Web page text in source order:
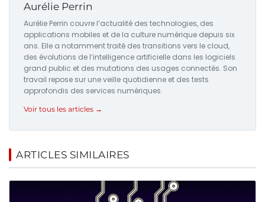
Aurélie Perrin
Aurélie Perrin couvre l’actualité des technologies, des
applications mobiles et de la culture numérique depuis six
ans. Elle a notamment traité des transitions vers le cloud,
des évolutions de l’intelligence artificielle dans les logiciels
grand public et des mutations des usages connectés. Son
travail repose sur une veille quotidienne et des tests
approfondis des services numériques.
Voir tous les articles →
ARTICLES SIMILAIRES